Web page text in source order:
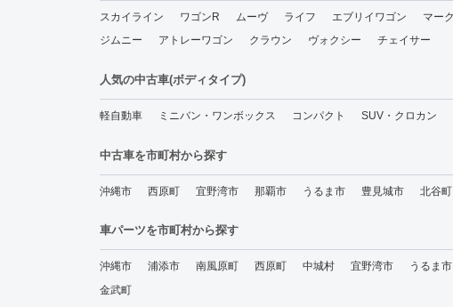
スカイライン ワゴンR ムーヴ ライフ エブリイワゴン マー
ジムニー
アトレーワゴン クラウン ヴォクシー チェイサー
人気の中古車(ボディタイプ)
軽自動車 ミニバン・ワンボックス コンパクト SUV・クロカン
中古車を市町村から探す
沖縄市 西原町 宜野湾市 那覇市 うるま市 豊見城市 北谷町
車パーツを市町村から探す
沖縄市 浦添市 南風原町 西原町 中城村 宜野湾市 うるま市
金武町